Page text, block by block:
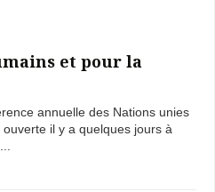
et pour la
annuelle des Nations unies
il y a quelques jours à